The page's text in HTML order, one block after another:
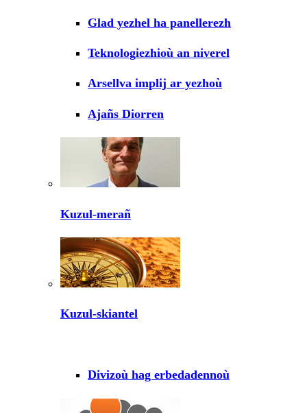
Glad yezhel ha panellerezh
Teknologiezhioù an niverel
Arsellva implij ar yezhoù
Ajañs Diorren
Kuzul-merañ
Kuzul-skiantel
Divizoù hag erbedadennoù